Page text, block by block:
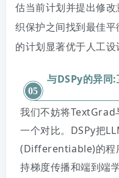
估当前计划并提出修
织保护之间找到最佳平
的计划显著优于人工设
与DSPy的异同
05
我们不妨将TextGrad
一个对比。DSPy把
(Differentiable)的程
持梯度传播和端到端